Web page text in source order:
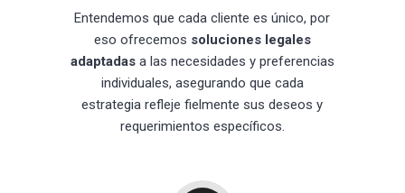
Entendemos que cada cliente es único, por
eso ofrecemos soluciones legales
adaptadasa las necesidades y preferencias
individuales, asegurando que cada
estrategia refleje fielmente sus deseos y
requerimientos específicos.